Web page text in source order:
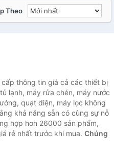
Theo
thông tin giá cả các thiết bị
lạnh, máy rửa chén, máy nước
quạt điện, máy lọc không
khả năng sẵn có cùng sự nỗ
hợp hơn 26000 sản phẩm,
rẻ nhất trước khi mua. Chúng